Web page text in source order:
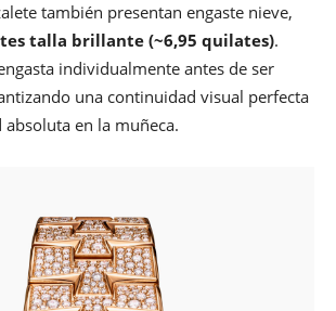
también presentan engaste nieve,
talla brillante (~6,95 quilates).
individualmente antes de ser
una continuidad visual perfecta
en la muñeca.